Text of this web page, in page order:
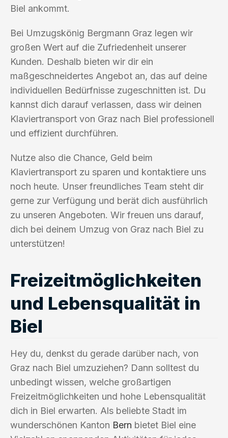
Biel ankommt.
Bei Umzugskönig Bergmann Graz legen wir
großen Wert auf die Zufriedenheit unserer
Kunden. Deshalb bieten wir dir ein
maßgeschneidertes Angebot an, das auf deine
individuellen Bedürfnisse zugeschnitten ist. Du
kannst dich darauf verlassen, dass wir deinen
Klaviertransport von Graz nach Biel professionell
und effizient durchführen.
Nutze also die Chance, Geld beim
Klaviertransport zu sparen und kontaktiere uns
noch heute. Unser freundliches Team steht dir
gerne zur Verfügung und berät dich ausführlich
zu unseren Angeboten. Wir freuen uns darauf,
dich bei deinem Umzug von Graz nach Biel zu
unterstützen!
Freizeitmöglichkeiten
und Lebensqualität in
Biel
Hey du, denkst du gerade darüber nach, von
Graz nach Biel umzuziehen? Dann solltest du
unbedingt wissen, welche großartigen
Freizeitmöglichkeiten und hohe Lebensqualität
dich in Biel erwarten. Als beliebte Stadt im
wunderschönen Kanton Bern bietet Biel eine